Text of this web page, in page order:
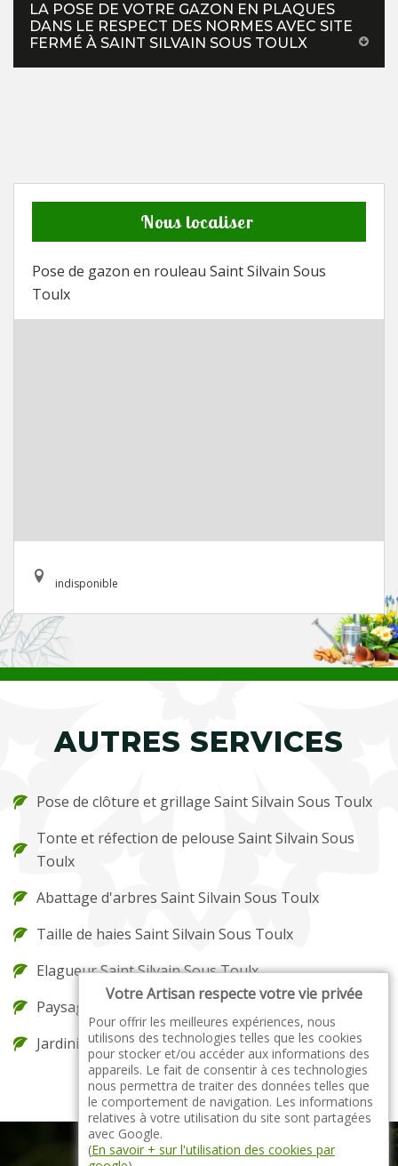
LA POSE DE VOTRE GAZON EN PLAQUES
DANS LE RESPECT DES NORMES AVEC SITE
FERMÉ À SAINT SILVAIN SOUS TOULX
Nous localiser
Pose de gazon en rouleau Saint Silvain Sous
Toulx
indisponible
AUTRES SERVICES
Pose de clôture et grillage Saint Silvain Sous Toulx
Tonte et réfection de pelouse Saint Silvain Sous
Toulx
Abattage d'arbres Saint Silvain Sous Toulx
Taille de haies Saint Silvain Sous Toulx
Elagueur Saint Silvain Sous Toulx
Paysagiste Saint Silvain Sous Toulx
Jardinier Saint Silvain Sous Toulx
Votre Artisan respecte votre vie privée
Pour offrir les meilleures expériences, nous
utilisons des technologies telles que les cookies
pour stocker et/ou accéder aux informations des
appareils. Le fait de consentir à ces technologies
nous permettra de traiter des données telles que
le comportement de navigation. Les informations
relatives à votre utilisation du site sont partagées
avec Google.
(En savoir + sur l'utilisation des cookies par